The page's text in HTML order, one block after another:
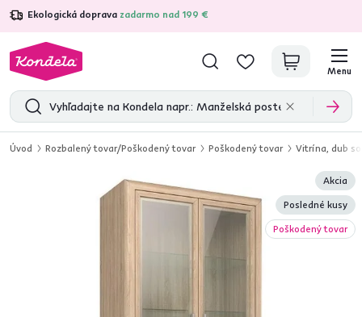
Ekologická doprava zadarmo nad 199 €
4,7 31 157overených produktových recenzií
Menu
Úvod Rozbalený tovar/Poškodený tovar Poškodený tovar Vitrína, dub
Akcia
Posledné kusy
Poškodený tovar